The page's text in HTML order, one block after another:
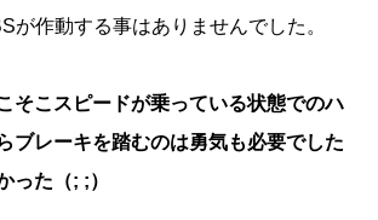
が作動する事はありませんでした。
そこスピードが乗っている状態でのハ
ブレーキを踏むのは勇気も必要でした
った（; ;）